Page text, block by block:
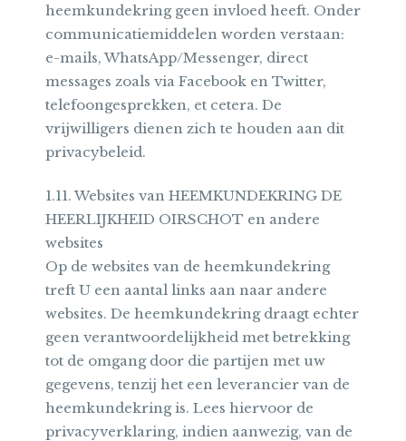
heemkundekring geen invloed heeft. Onder
communicatiemiddelen worden verstaan:
e-mails, WhatsApp/Messenger, direct
messages zoals via Facebook en Twitter,
telefoongesprekken, et cetera. De
vrijwilligers dienen zich te houden aan dit
privacybeleid.
1.11. Websites van HEEMKUNDEKRING DE
HEERLIJKHEID OIRSCHOT en andere
websites
Op de websites van de heemkundekring
treft U een aantal links aan naar andere
websites. De heemkundekring draagt echter
geen verantwoordelijkheid met betrekking
tot de omgang door die partijen met uw
gegevens, tenzij het een leverancier van de
heemkundekring is. Lees hiervoor de
privacyverklaring, indien aanwezig, van de